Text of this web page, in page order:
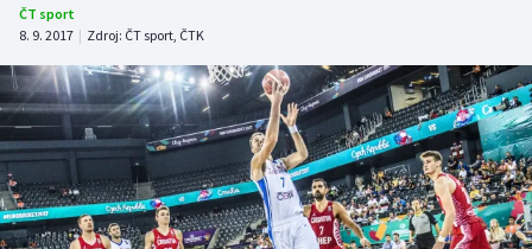
Atletika
Cyklistika
DALŠÍ SPORTY
Americký fotbal
NEPŘEHLÉDNĚTE
ČT sport
8. 9. 2017 | Zdroj: ČT sport, ČTK